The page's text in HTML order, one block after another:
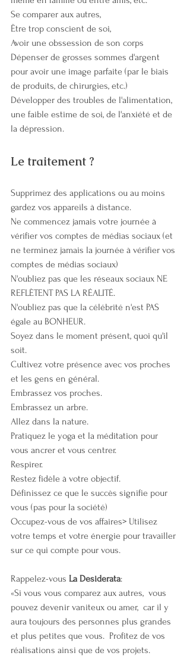
Se comparer aux autres,
Être trop conscient de soi,
Avoir une obssession de son corps
Dépenser de grosses sommes d'argent
pour avoir une image parfaite (par le biais
de produits, de chirurgies, etc.)
Développer des troubles de l'alimentation,
une faible estime de soi, de l'anxiété et de
la dépression.
Le traitement ?
Supprimez des applications ou au moins
gardez vos appareils à distance.
Ne commencez jamais votre journée à
vérifier vos comptes de médias sociaux (et
ne terminez jamais la journée à vérifier vos
comptes de médias sociaux)
N'oubliez pas que les réseaux sociaux NE
REFLÈTENT PAS LA RÉALITÉ.
N'oubliez pas que la célébrité n'est PAS
égale au BONHEUR.
Soyez dans le moment présent, quoi qu'il
soit.
Cultivez votre présence avec vos proches
et les gens en général.
Embrassez vos proches.
Embrassez un arbre.
Allez dans la nature.
Pratiquez le yoga et la méditation pour
vous ancrer et vous centrer.
Respirer.
Restez fidèle à votre objectif.
Définissez ce que le succès signifie pour
vous (pas pour la société)
Occupez-vous de vos affaires> Utilisez
votre temps et votre énergie pour travailler
sur ce qui compte pour vous.
Rappelez-vous La Desiderata:
«Si vous vous comparez aux autres,  vous
pouvez devenir vaniteux ou amer,  car il y
aura toujours des personnes plus grandes
et plus petites que vous.  Profitez de vos
réalisations ainsi que de vos projets.